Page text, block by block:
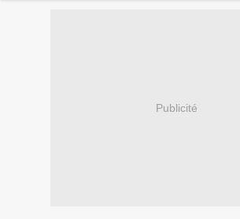
Publicité